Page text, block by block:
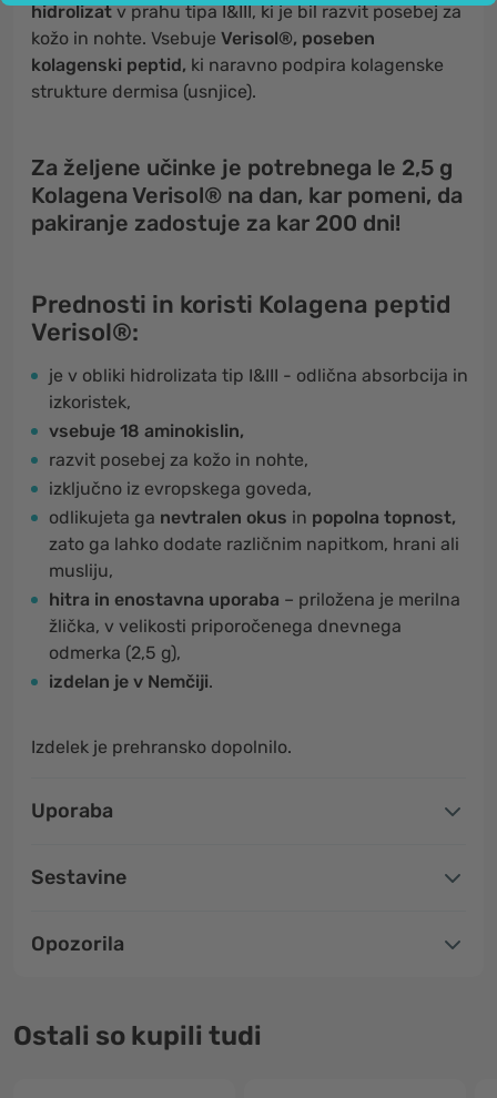
hidrolizatv prahu tipa I&III, ki je bil razvit posebej za
kožo in nohte. Vsebuje Verisol®, poseben
kolagenski peptid, ki naravno podpira kolagenske
strukture dermisa (usnjice).
Za željene učinke je potrebnega le 2,5 g
Kolagena Verisol® na dan, kar pomeni, da
pakiranje zadostuje za kar 200 dni!
Prednosti in koristi Kolagena peptid
Verisol®:
je v obliki hidrolizata tip I&III - odlična absorbcija in
izkoristek,
vsebuje 18 aminokislin,
razvit posebej za kožo in nohte,
izključno iz evropskega goveda,
odlikujeta ga nevtralen okus in popolna topnost,
zato ga lahko dodate različnim napitkom, hrani ali
musliju,
hitra in enostavna uporaba – priložena je merilna
žlička, v velikosti priporočenega dnevnega
odmerka (2,5 g),
izdelan je v Nemčiji.
Izdelek je prehransko dopolnilo.
Uporaba
Sestavine
Opozorila
Ostali so kupili tudi